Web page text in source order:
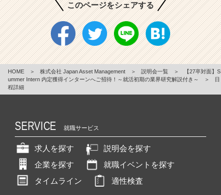
このページをシェアする
HOME ＞ 株式会社 Japan Asset Management ＞ 説明会一覧 ＞
【27卒対面】S
ummer Intern 内定獲得インターンへご招待！～就活初期の業界研究解説付き～
＞
日
程詳細
SERVICE 就職サービス
求人を探す
説明会を探す
企業を探す
就職イベントを探す
タイムライン
適性検査